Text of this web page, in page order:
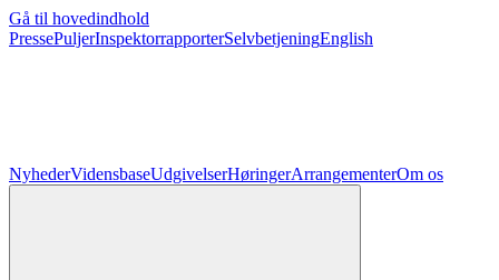
Gå til hovedindhold
PressePuljerInspektorrapporterSelvbetjeningEnglish
NyhederVidensbaseUdgivelserHøringerArrangementerOm os